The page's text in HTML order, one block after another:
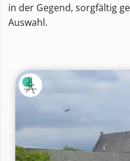
in der Gegend, sorgfältig
Auswahl.